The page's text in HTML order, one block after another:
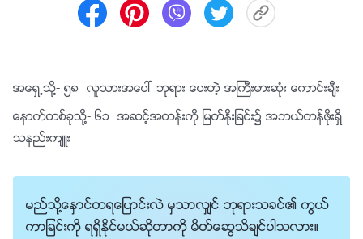
အေရွ႕သို႔- ၅၈ လူသားအေပၚ ဘုရား ေပးတဲ့ အႀကီးမားဆုံး ေကာင္းခ်ီး
ေနာက္တစ္ခုသို႔- ၆၁ အဆင့္အတန္းကို ျမတ္ႏိုးျခင္း၌ အဘယ္တန္ဖိုးရွိ
သနည္းက်ဴး
မည္သို႔ေႏွာင္တရေျပာင္းလဲ မွသာလွ်င္ ဘုရားသခင္၏ ကြယ္
ကာျခင္းကို ရရွိႏိုင္မယ္ဆိုတာကို မိတ္ေဆြသိခ်င္ပါသလား။